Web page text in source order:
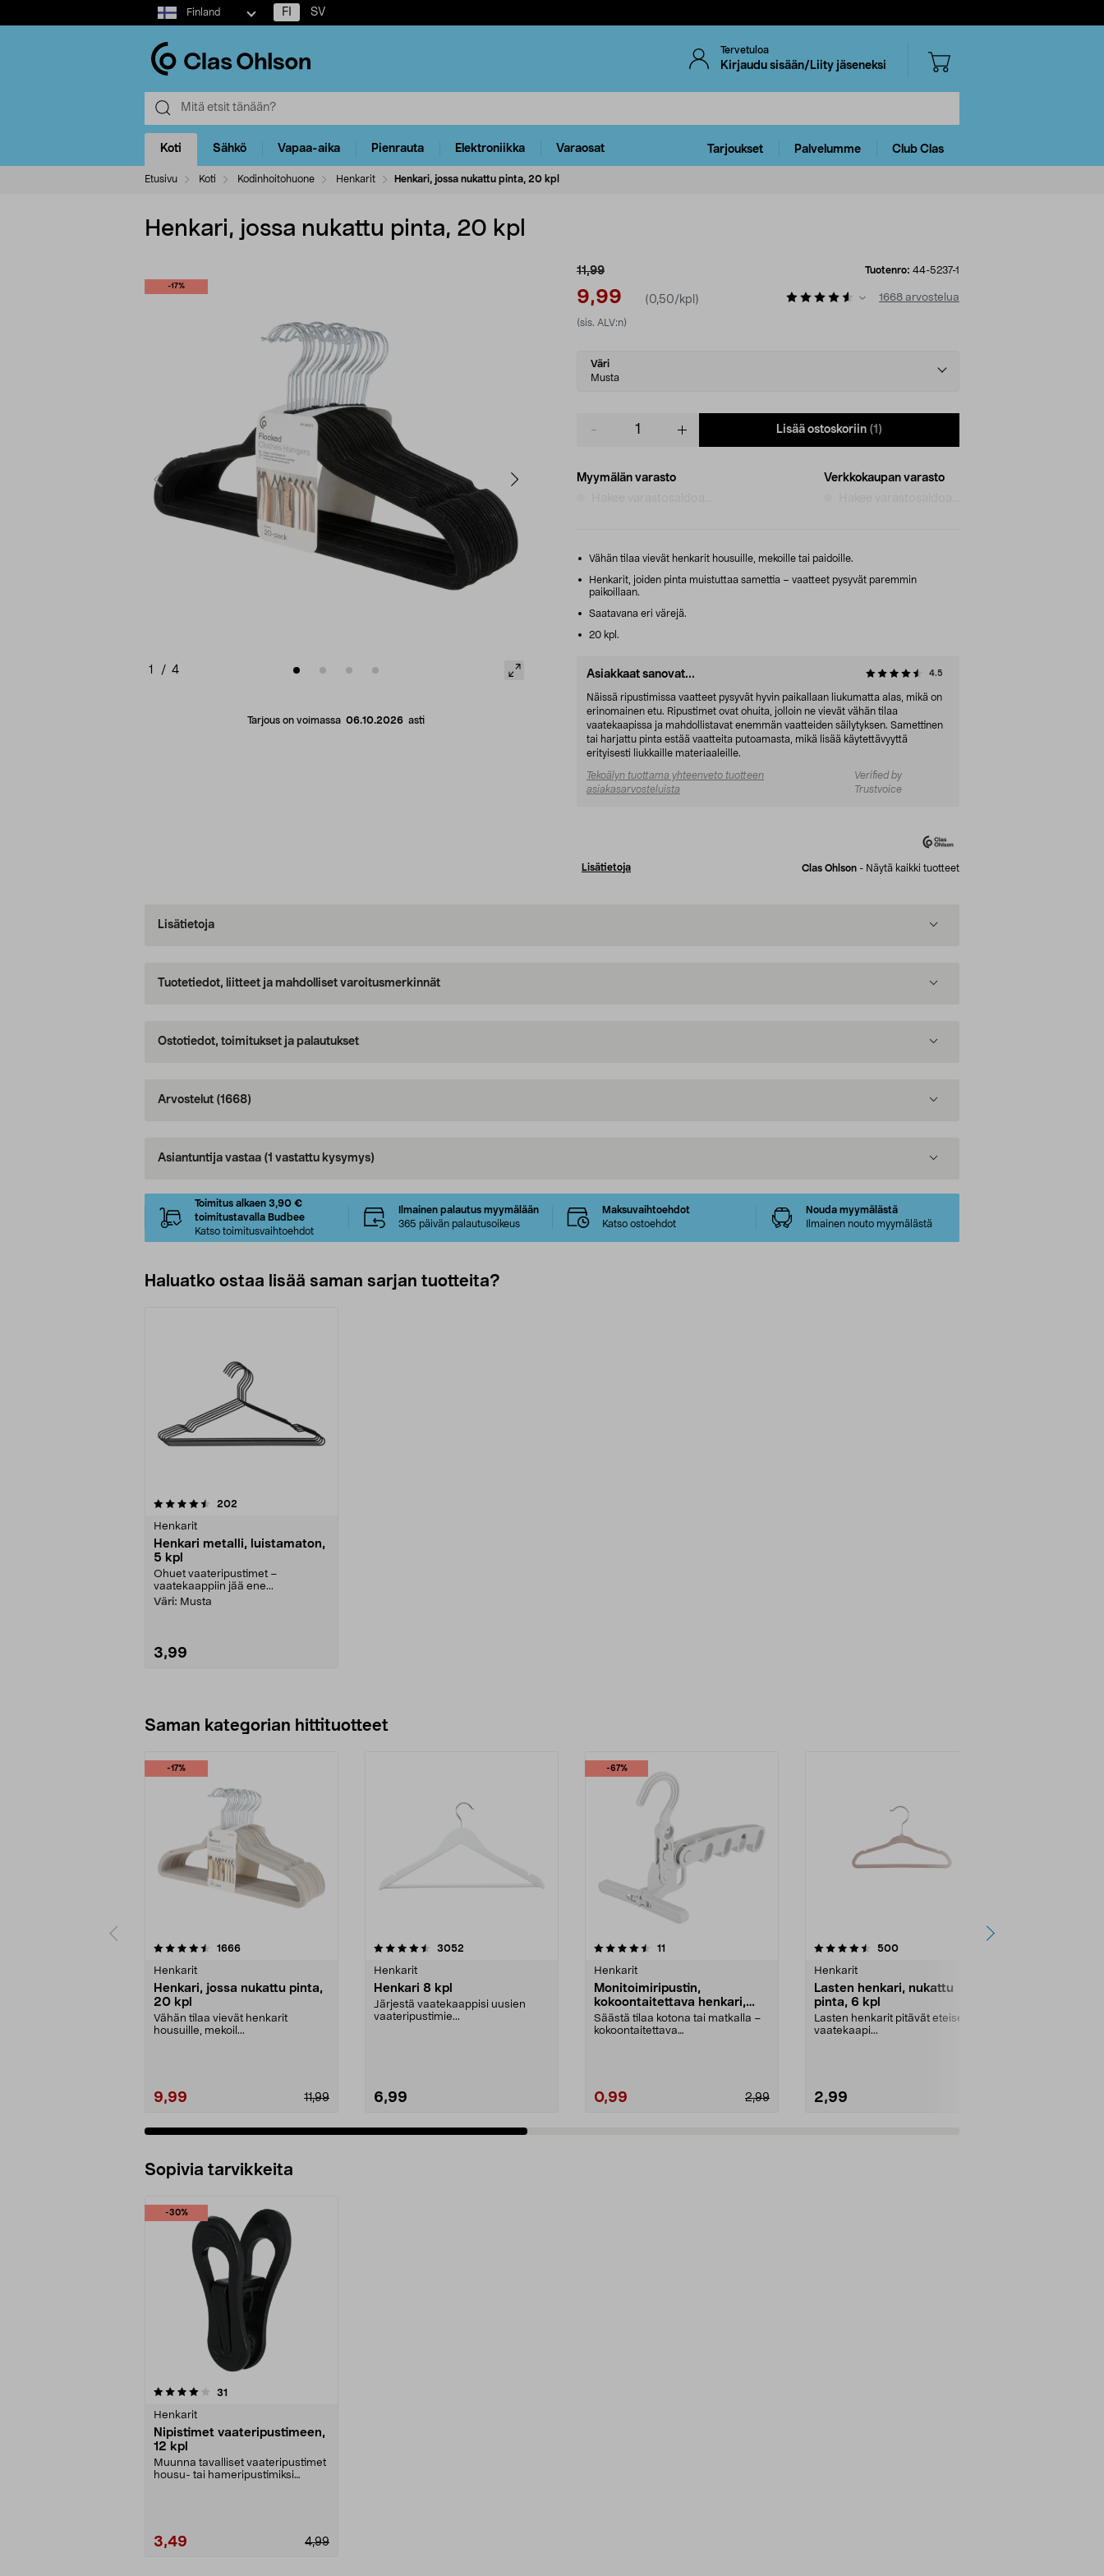
Select
market
Finland FI SV
Tervetuloa
Kirjaudu sisään/Liity jäseneksi
Koti Sähkö Vapaa-aika Pienrauta Elektroniikka Varaosat Tarjoukset Palvelumme Club Clas
Etusivu Koti Kodinhoitohuone Henkarit Henkari, jossa nukattu pinta, 20 kpl
Henkari, jossa nukattu pinta, 20 kpl
-17%
1 / 4
Tarjous on voimassa 06.10.2026 asti
11,99
9,99 (0,50/kpl)
(sis. ALV:n)
Tuotenro: 44-5237-1
1668 arvostelua
Select
variant
Väri
Musta
Lisää ostoskoriin (1)
Myymälän varasto
Verkkokaupan varasto
Vähän tilaa vievät henkarit housuille, mekoille tai paidoille.
Henkarit, joiden pinta muistuttaa samettia – vaatteet pysyvät paremmin
paikoillaan.
Saatavana eri värejä.
20 kpl.
Asiakkaat sanovat... 4.5
Näissä ripustimissa vaatteet pysyvät hyvin paikallaan liukumatta alas, mikä on
erinomainen etu. Ripustimet ovat ohuita, jolloin ne vievät vähän tilaa
vaatekaapissa ja mahdollistavat enemmän vaatteiden säilytyksen. Samettinen
tai harjattu pinta estää vaatteita putoamasta, mikä lisää käytettävyyttä
erityisesti liukkaille materiaaleille.
Tekoälyn tuottama yhteenveto tuotteen
asiakasarvosteluista
Verified by
Trustvoice
Lisätietoja Clas Ohlson - Näytä kaikki tuotteet
Lisätietoja
Tuotetiedot, liitteet ja mahdolliset varoitusmerkinnät
Ostotiedot, toimitukset ja palautukset
Arvostelut (1668)
Asiantuntija vastaa (1 vastattu kysymys)
Toimitus alkaen 3,90 €
toimitustavalla Budbee
Katso toimitusvaihtoehdot
Ilmainen palautus myymälään
365 päivän palautusoikeus
Maksuvaihtoehdot
Katso ostoehdot
Nouda myymälästä
Ilmainen nouto myymälästä
Haluatko ostaa lisää saman sarjan tuotteita?
202
Henkarit
Henkari metalli, luistamaton,
5 kpl
Ohuet vaateripustimet –
vaatekaappiin jää ene...
Väri: Musta
3,99
Saman kategorian hittituotteet
-17%
1666arvostelut
Henkarit
Henkari, jossa nukattu pinta,
20 kpl
Vähän tilaa vievät henkarit
housuille, mekoil...
9,99 11,99
4.5 viidestä
3052
Henkarit
Henkari 8 kpl
Järjestä vaatekaappisi uusien
vaateripustimie...
6,99
-67%
4.5 viidestä
11
Henkarit
Monitoimiripustin,
kokoontaitettava henkari,
valkoinen
Säästä tilaa kotona tai matkalla –
kokoontaitettava
0,99 2,99
4.5 viidestä
500arvostelut
Henkarit
Lasten henkari, nukattu
pinta, 6 kpl
Lasten henkarit pitävät eteisen ja
vaatekaapi...
2,99
4.5 viidestä
Sopivia tarvikkeita
-30%
31
Henkarit
Nipistimet vaateripustimeen,
12 kpl
Muunna tavalliset vaateripustimet
housu- tai hameripustimiksi
4,99
3,49